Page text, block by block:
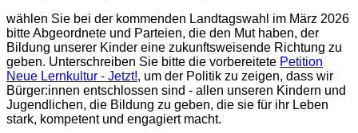
wählen Sie bei der kommenden Landtagswahl im März 2026
bitte Abgeordnete und Parteien, die den Mut haben, der
Bildung unserer Kinder eine zukunftsweisende Richtung zu
geben. Unterschreiben Sie bitte die vorbereitete Petition
Neue Lernkultur - Jetzt!, um der Politik zu zeigen, dass wir
Bürger:innen entschlossen sind - allen unseren Kindern und
Jugendlichen, die Bildung zu geben, die sie für ihr Leben
stark, kompetent und engagiert macht.